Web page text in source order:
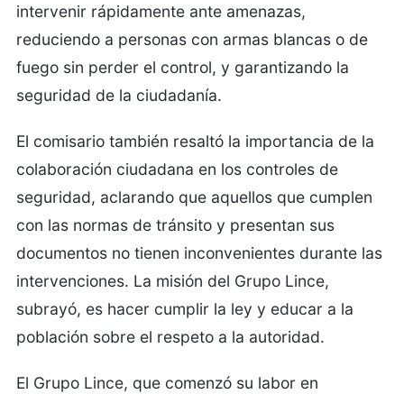
intervenir rápidamente ante amenazas,
reduciendo a personas con armas blancas o de
fuego sin perder el control, y garantizando la
seguridad de la ciudadanía.
El comisario también resaltó la importancia de la
colaboración ciudadana en los controles de
seguridad, aclarando que aquellos que cumplen
con las normas de tránsito y presentan sus
documentos no tienen inconvenientes durante las
intervenciones. La misión del Grupo Lince,
subrayó, es hacer cumplir la ley y educar a la
población sobre el respeto a la autoridad.
El Grupo Lince, que comenzó su labor en